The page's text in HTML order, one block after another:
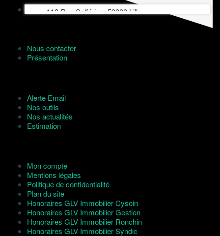
118 Rue Solférino, 59000 Lille
Nous contacter
Présentation
Alerte Email
Nos outils
Nos actualités
Estimation
Mon compte
Mentions légales
Politique de confidentialité
Plan du site
Honoraires GLV Immobilier Cysoin
Honoraires GLV Immobilier Gestion
Honoraires GLV Immobilier Ronchin
Honoraires GLV Immobilier Syndic